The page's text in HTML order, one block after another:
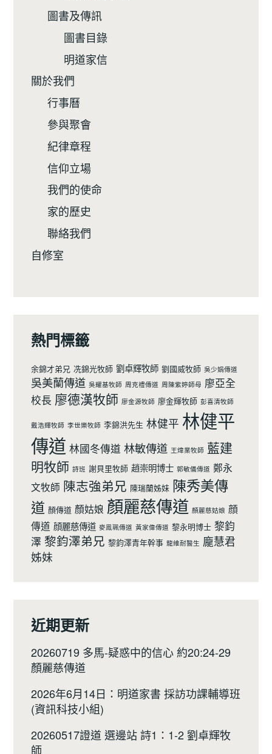
圖書及傳訊
圖書目錄
明道家信
關於我們
行事曆
參與聚會
紀律章程
信仰立場
我們的使命
家的歷史
聯絡我們
自修室
熱門標籤
余錦才弟兄 冼錦光牧師 劉卓輝牧師 劉國威牧師 吳少娟傳道
吳美蘭傳道 吳耀基牧師 周克禮傳道 周陳紫婷師母 廖亞全
校長 廖德漢牧師 廖金源牧師 廖金輝牧師 彭喜清牧師
戴浩輝牧師 李世樂牧師 李錦洪先生 林健平 林健平
傳道 林國冬傳道 林敏傳道 王煒業牧師 藍建
明牧師 詩班 謝貝里牧師 趙崇明博士 郭敏儀傳道 鄭永
文牧師 陳志強弟兄 陳瑞蘭姊妹 陳秀美傳
道 顏傳道 顏姑娘 顏麗慈傳道 顏麗慈姑娘 顔
傳道 顔麗慈傳道 麥鳯珮傳道 黃家偉傳道 黎永明博士 黎鈞
澤 黎鈞澤弟兄 黎鈞澤青年幹事 龍維耐醫生 龐慧君
姊妹
近期更新
20260719 多馬-疑惑中的信心 約20:24-29
顏麗慈傳道
2026年6月14日：明道家書 採訪功課輔導班
(資訊科技小組)
20260517證道 選邊站 詩1：1-2 劉卓輝牧
師